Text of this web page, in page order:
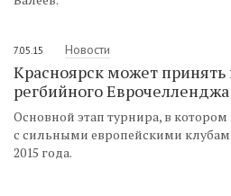
7.05.15 Новости
Красноярск может принять
регбийного Еврочелленджа
Основной этап турнира, в
с сильными европейскими
2015 года.